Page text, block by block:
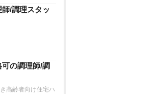
/調理スタッ
の調理師/調
高齢者向け住宅ハ